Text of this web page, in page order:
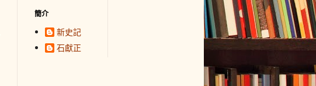
簡介
新史記
石獻正